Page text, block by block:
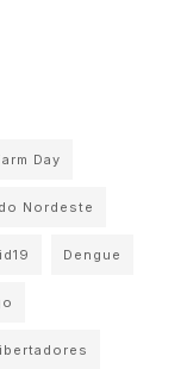
Day
Nordeste
Dengue